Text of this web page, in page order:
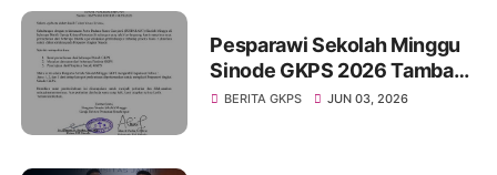
Pesparawi Sekolah Minggu
Sinode GKPS 2026 Tambah
Kuota Peserta, Juara III
BERITA GKPS JUN 03, 2026